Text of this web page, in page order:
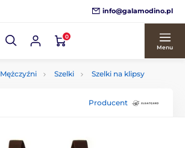
info@galamodino.pl
0
Menu
Mężczyźni Szelki Szelki na klipsy
Producent